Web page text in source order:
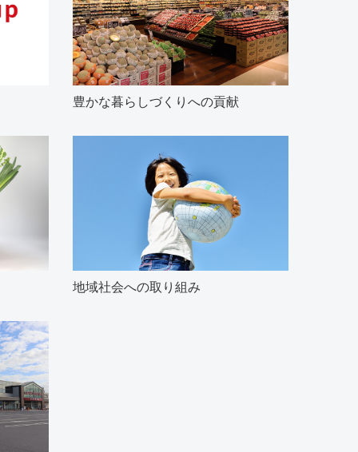
豊かな暮らしづくりへの貢献
地域社会への取り組み